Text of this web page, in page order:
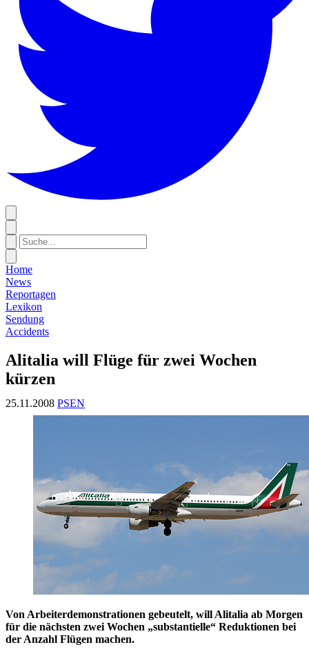
Home
News
Reportagen
Lexikon
Sendung
Accidents
Alitalia will Flüge für zwei Wochen
kürzen
25.11.2008 PSEN
Von Arbeiterdemonstrationen gebeutelt, will Alitalia ab Morgen
für die nächsten zwei Wochen „substantielle“ Reduktionen bei
der Anzahl Flügen machen.